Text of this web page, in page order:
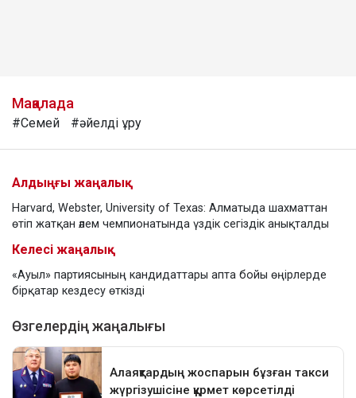
Мақалада
#Семей #әйелді ұру
Алдыңғы жаңалық
Harvard, Webster, University of Texas: Алматыда шахматтан
өтіп жатқан әлем чемпионатында үздік сегіздік анықталды
Келесі жаңалық
«Ауыл» партиясының кандидаттары апта бойы өңірлерде
бірқатар кездесу өткізді